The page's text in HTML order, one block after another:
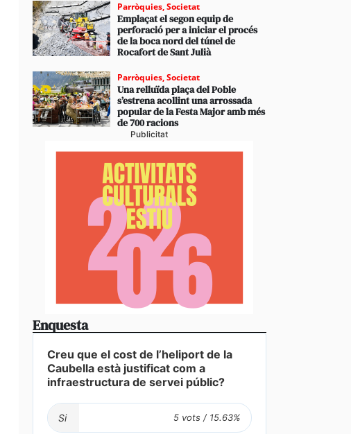
Parròquies,Societat
Emplaçat el segon equip de
perforació per a iniciar el procés
de la boca nord del túnel de
Rocafort de Sant Julià
Parròquies,Societat
Una relluïda plaça del Poble
s’estrena acollint una arrossada
popular de la Festa Major amb més
de 700 racions
Publicitat
Enquesta
Creu que el cost de l’heliport de la
Caubella està justificat com a
infraestructura de servei públic?
Si